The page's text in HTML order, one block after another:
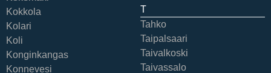
Kokkola
Kolari
Koli
Konginkangas
Konnevesi
T
Tahko
Taipalsaari
Taivalkoski
Taivassalo